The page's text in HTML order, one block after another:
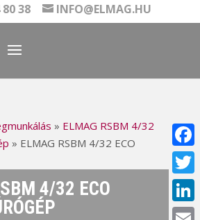
38 INFO@ELMAG.HU
» ELMAG RSBM 4/32
» ELMAG RSBM 4/32 ECO
4/32 ECO